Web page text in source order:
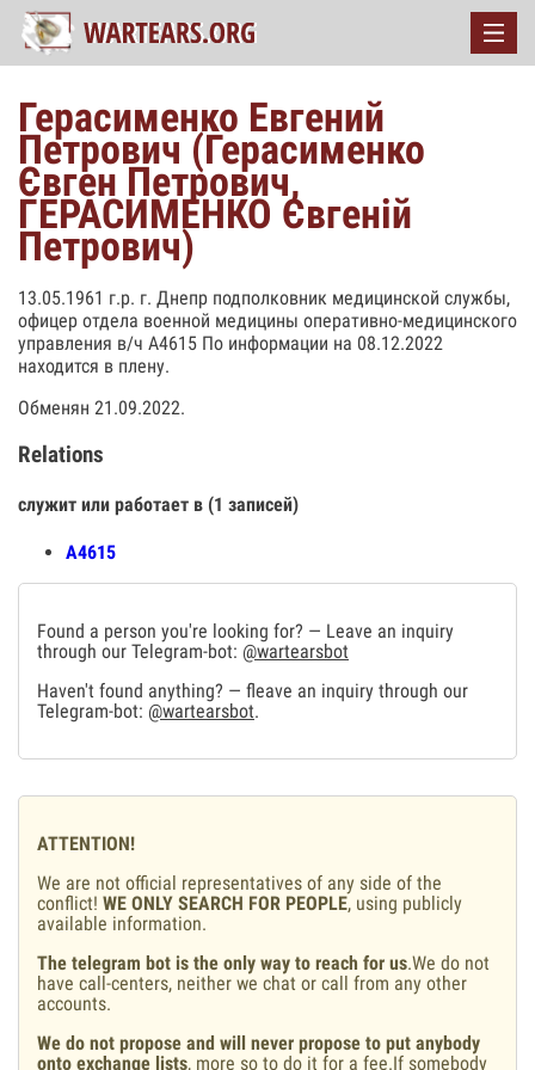
Герасименко Евгений
Петрович (Герасименко
Євген Петрович,
ГЕРАСИМЕНКО Євгеній
Петрович)
13.05.1961 г.р. г. Днепр подполковник медицинской службы,
офицер отдела военной медицины оперативно-медицинского
управления в/ч А4615 По информации на 08.12.2022
находится в плену.
Обменян 21.09.2022.
Relations
служит или работает в (1 записей)
А4615
Found a person you're looking for? — Leave an inquiry
through our Telegram-bot: @wartearsbot
Haven't found anything? — fleave an inquiry through our
Telegram-bot: @wartearsbot.
ATTENTION!
We are not official representatives of any side of the
conflict! WE ONLY SEARCH FOR PEOPLE, using publicly
available information.
The telegram bot is the only way to reach for us.We do not
have call-centers, neither we chat or call from any other
accounts.
We do not propose and will never propose to put anybody
onto exchange lists, more so to do it for a fee.If somebody